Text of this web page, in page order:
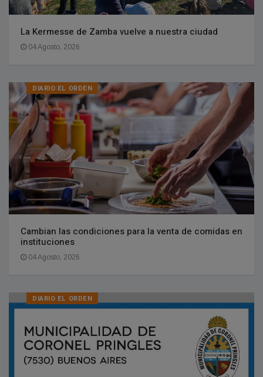
La Kermesse de Zamba vuelve a nuestra ciudad
04 Agosto, 2026
DIARIO EL ORDEN
Cambian las condiciones para la venta de comidas en
instituciones
04 Agosto, 2026
DIARIO EL ORDEN